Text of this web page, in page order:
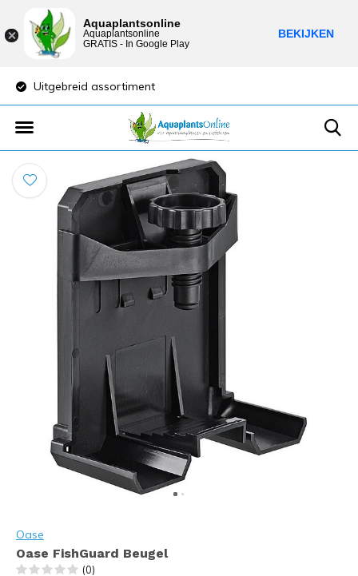
Uitgebreid assortiment
Oase
Oase FishGuard Beugel
(0)
Aquaplantsonline
Aquaplantsonline
GRATIS - In Google Play
BEKIJKEN